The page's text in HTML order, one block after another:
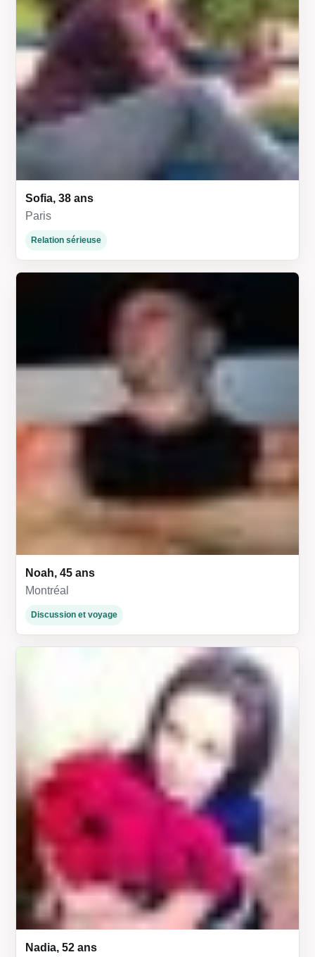
Sofia, 38 ans
Paris
Relation sérieuse
Noah, 45 ans
Montréal
Discussion et voyage
Nadia, 52 ans